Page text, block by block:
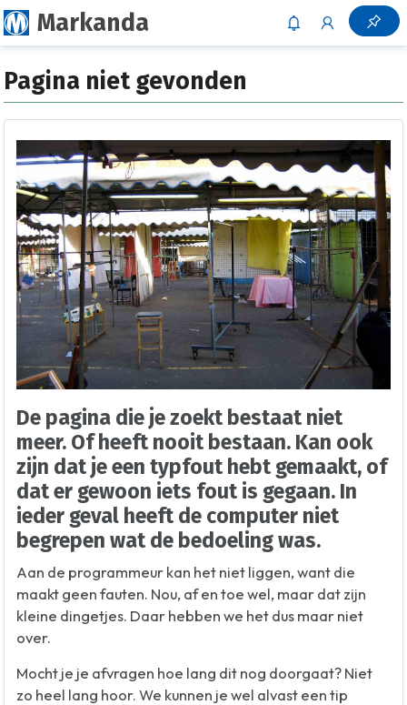
Markanda
Pagina niet gevonden
De pagina die je zoekt bestaat niet
meer. Of heeft nooit bestaan. Kan ook
zijn dat je een typfout hebt gemaakt, of
dat er gewoon iets fout is gegaan. In
ieder geval heeft de computer niet
begrepen wat de bedoeling was.
Aan de programmeur kan het niet liggen, want die
maakt geen fauten. Nou, af en toe wel, maar dat zijn
kleine dingetjes. Daar hebben we het dus maar niet
over.
Mocht je je afvragen hoe lang dit nog doorgaat? Niet
zo heel lang hoor. We kunnen je wel alvast een tip